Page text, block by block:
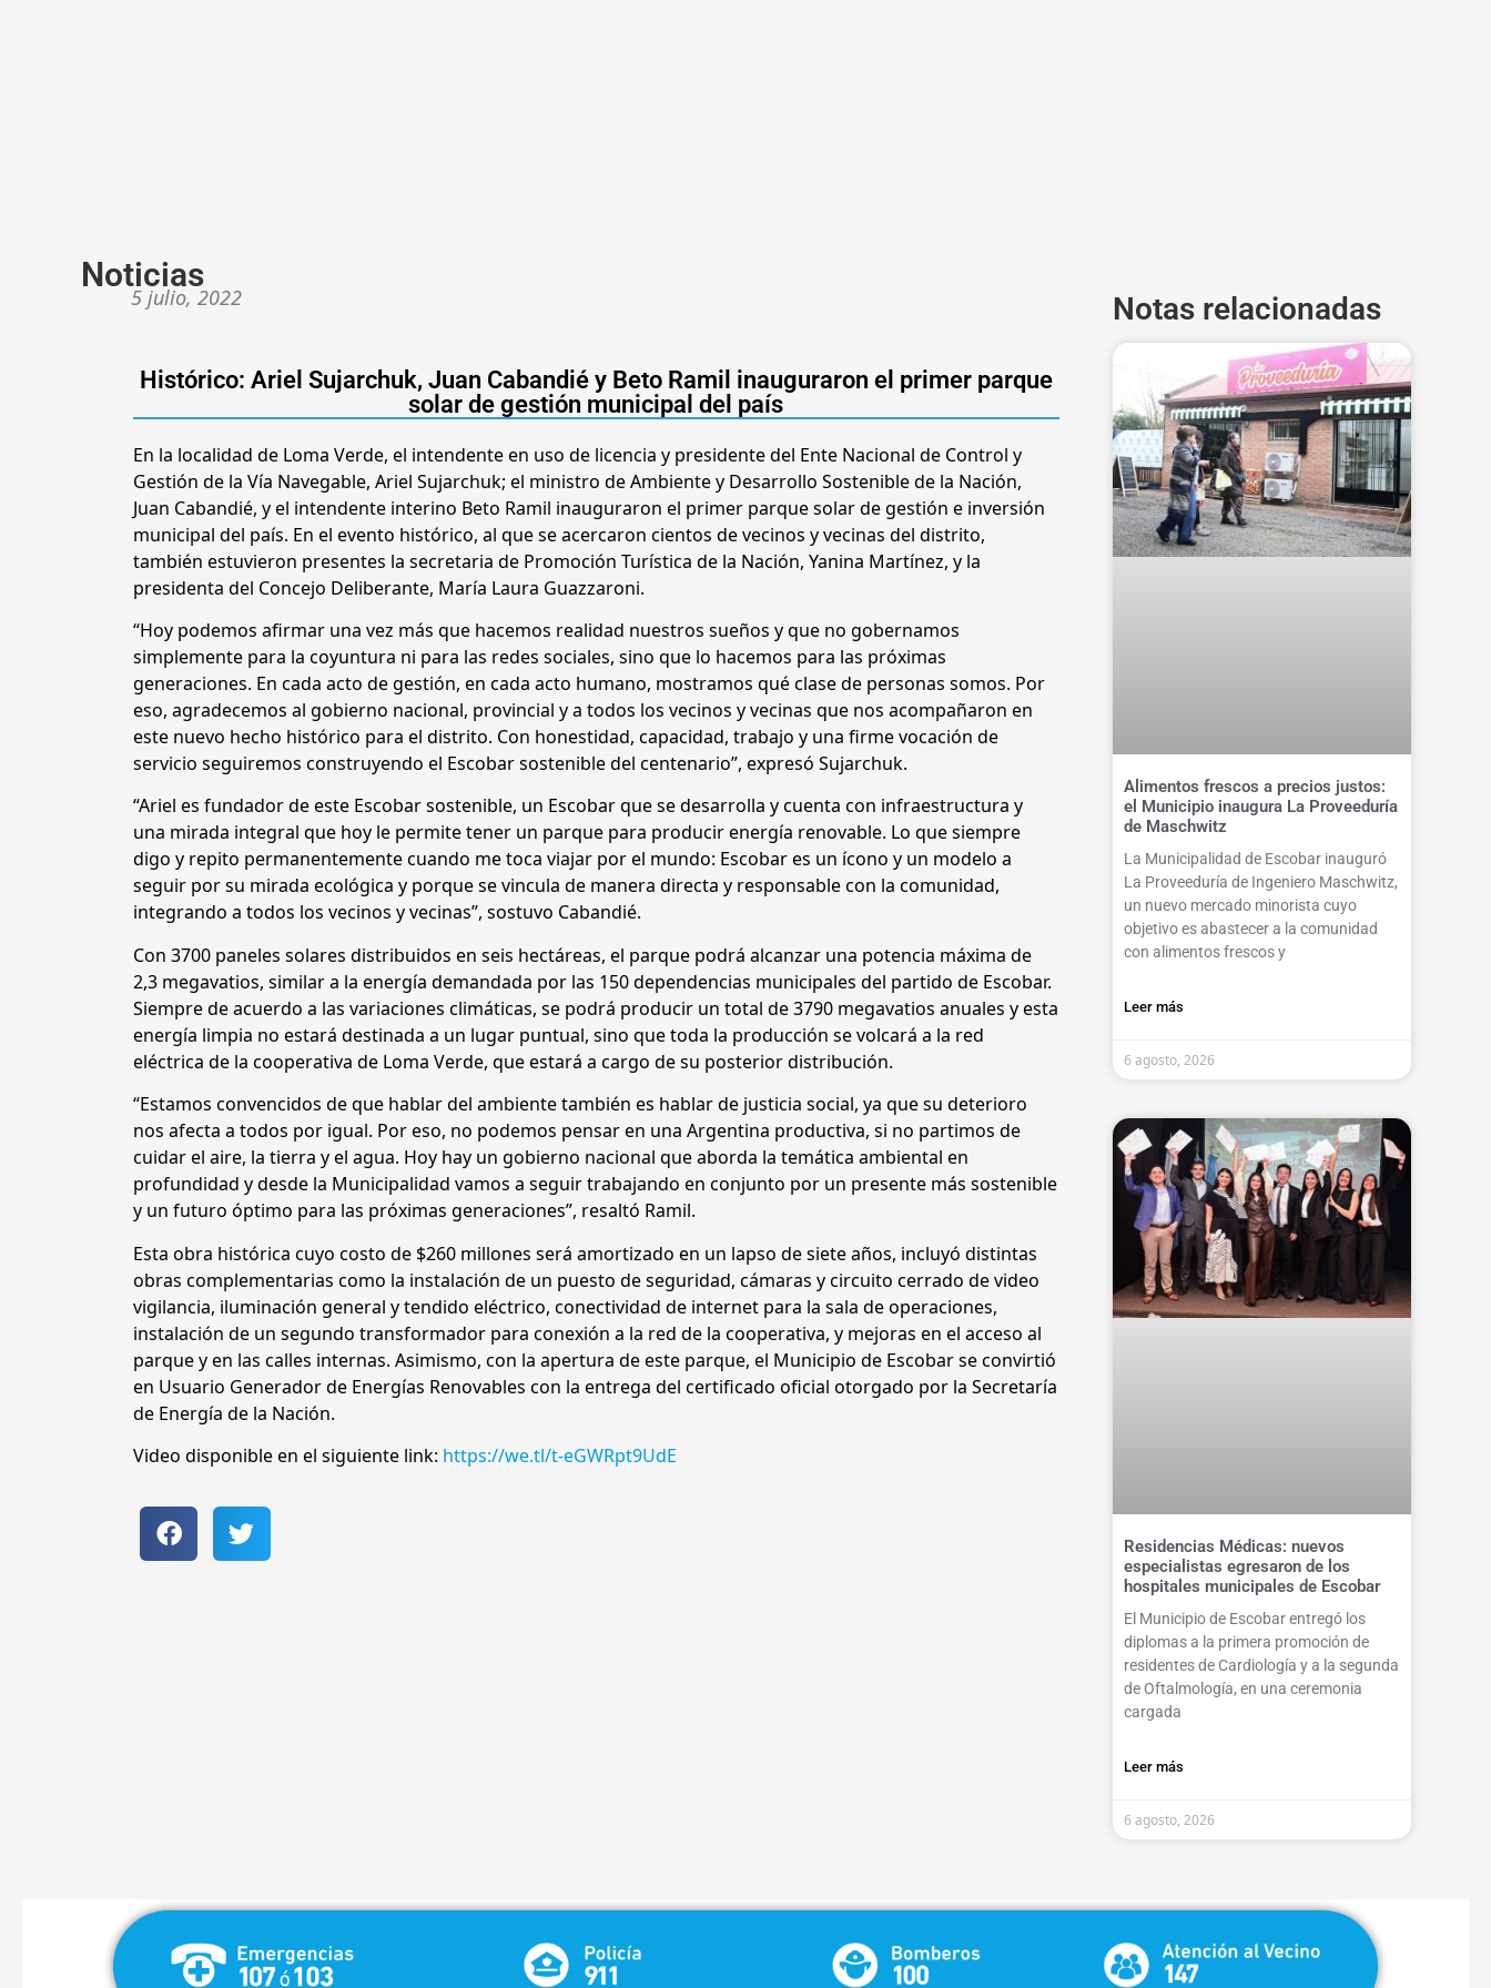
Noticias
5 julio, 2022
Histórico: Ariel Sujarchuk, Juan Cabandié y Beto Ramil inauguraron el primer parque
solar de gestión municipal del país
En la localidad de Loma Verde, el intendente en uso de licencia y presidente del Ente Nacional de Control y
Gestión de la Vía Navegable, Ariel Sujarchuk; el ministro de Ambiente y Desarrollo Sostenible de la Nación,
Juan Cabandié, y el intendente interino Beto Ramil inauguraron el primer parque solar de gestión e inversión
municipal del país. En el evento histórico, al que se acercaron cientos de vecinos y vecinas del distrito,
también estuvieron presentes la secretaria de Promoción Turística de la Nación, Yanina Martínez, y la
presidenta del Concejo Deliberante, María Laura Guazzaroni.
“Hoy podemos afirmar una vez más que hacemos realidad nuestros sueños y que no gobernamos
simplemente para la coyuntura ni para las redes sociales, sino que lo hacemos para las próximas
generaciones. En cada acto de gestión, en cada acto humano, mostramos qué clase de personas somos. Por
eso, agradecemos al gobierno nacional, provincial y a todos los vecinos y vecinas que nos acompañaron en
este nuevo hecho histórico para el distrito. Con honestidad, capacidad, trabajo y una firme vocación de
servicio seguiremos construyendo el Escobar sostenible del centenario”, expresó Sujarchuk.
“Ariel es fundador de este Escobar sostenible, un Escobar que se desarrolla y cuenta con infraestructura y
una mirada integral que hoy le permite tener un parque para producir energía renovable. Lo que siempre
digo y repito permanentemente cuando me toca viajar por el mundo: Escobar es un ícono y un modelo a
seguir por su mirada ecológica y porque se vincula de manera directa y responsable con la comunidad,
integrando a todos los vecinos y vecinas”, sostuvo Cabandié.
Con 3700 paneles solares distribuidos en seis hectáreas, el parque podrá alcanzar una potencia máxima de
2,3 megavatios, similar a la energía demandada por las 150 dependencias municipales del partido de Escobar.
Siempre de acuerdo a las variaciones climáticas, se podrá producir un total de 3790 megavatios anuales y esta
energía limpia no estará destinada a un lugar puntual, sino que toda la producción se volcará a la red
eléctrica de la cooperativa de Loma Verde, que estará a cargo de su posterior distribución.
“Estamos convencidos de que hablar del ambiente también es hablar de justicia social, ya que su deterioro
nos afecta a todos por igual. Por eso, no podemos pensar en una Argentina productiva, si no partimos de
cuidar el aire, la tierra y el agua. Hoy hay un gobierno nacional que aborda la temática ambiental en
profundidad y desde la Municipalidad vamos a seguir trabajando en conjunto por un presente más sostenible
y un futuro óptimo para las próximas generaciones”, resaltó Ramil.
Esta obra histórica cuyo costo de $260 millones será amortizado en un lapso de siete años, incluyó distintas
obras complementarias como la instalación de un puesto de seguridad, cámaras y circuito cerrado de video
vigilancia, iluminación general y tendido eléctrico, conectividad de internet para la sala de operaciones,
instalación de un segundo transformador para conexión a la red de la cooperativa, y mejoras en el acceso al
parque y en las calles internas. Asimismo, con la apertura de este parque, el Municipio de Escobar se convirtió
en Usuario Generador de Energías Renovables con la entrega del certificado oficial otorgado por la Secretaría
de Energía de la Nación.
Video disponible en el siguiente link: https://we.tl/t-eGWRpt9UdE
Notas relacionadas
Alimentos frescos a precios justos:
el Municipio inaugura La Proveeduría
de Maschwitz
La Municipalidad de Escobar inauguró
La Proveeduría de Ingeniero Maschwitz,
un nuevo mercado minorista cuyo
objetivo es abastecer a la comunidad
con alimentos frescos y
Leer más
6 agosto, 2026
Residencias Médicas: nuevos
especialistas egresaron de los
hospitales municipales de Escobar
El Municipio de Escobar entregó los
diplomas a la primera promoción de
residentes de Cardiología y a la segunda
de Oftalmología, en una ceremonia
cargada
Leer más
6 agosto, 2026